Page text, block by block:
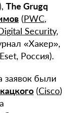
The Grugq
(PWC,
Security,
«Хакер»,
Россия).
заявок были
(Cisco)